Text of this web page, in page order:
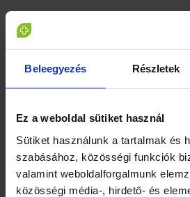
Beleegyezés Részletek
Ez a weboldal sütiket használ
Sütiket használunk a tartalmak és
szabásához, közösségi funkciók
valamint weboldalforgalmunk
közösségi média-, hirdető- és
Réka a legszebb kardióedző csajszi
átlagos termetű, első osztályos
közben ő önzetlenül a nyakamban
az állandó agytornában Bori, aki az
napot nálunk dolgozik.
megmutatni a tartalomgyártás és a
szépségeit, illetve egy picit belelát a
olykor huzatos világába is.